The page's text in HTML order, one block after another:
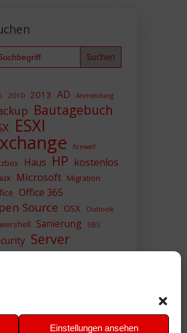
Einstellungen ansehen
2010 2013 AD Anmeldung
Bautagebuch
ESXI
firewall
Haus HP kostenlos
Microsoft Migration
Office 365
Source OSX Outlook
Sanierung SBS
Server
SIEM
VPN WAZUH